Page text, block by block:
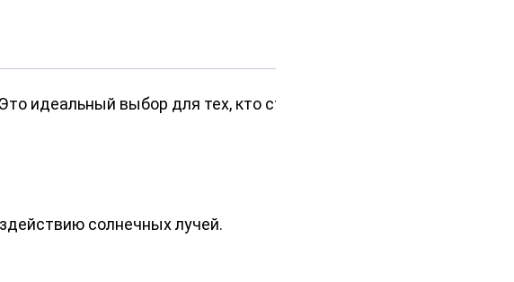
идеальный выбор для тех, кто стремится
солнечных лучей.